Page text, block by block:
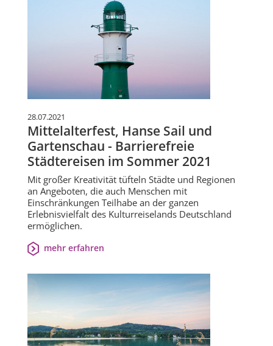
28.07.2021
Mittelalterfest, Hanse Sail und
Gartenschau - Barrierefreie
Städtereisen im Sommer 2021
Mit großer Kreativität tüfteln Städte und Regionen
an Angeboten, die auch Menschen mit
Einschränkungen Teilhabe an der ganzen
Erlebnisvielfalt des Kulturreiselands Deutschland
ermöglichen.
mehr erfahren